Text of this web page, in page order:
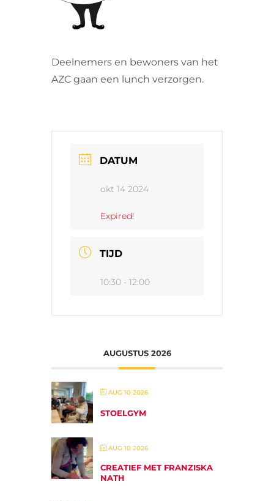
Deelnemers en bewoners van het
AZC gaan een lunch verzorgen.
DATUM
okt 14 2024
Expired!
TIJD
10:30 - 12:00
AUGUSTUS 2026
AUG 10 2026
STOELGYM
AUG 10 2026
CREATIEF MET FRANZISKA
NATH